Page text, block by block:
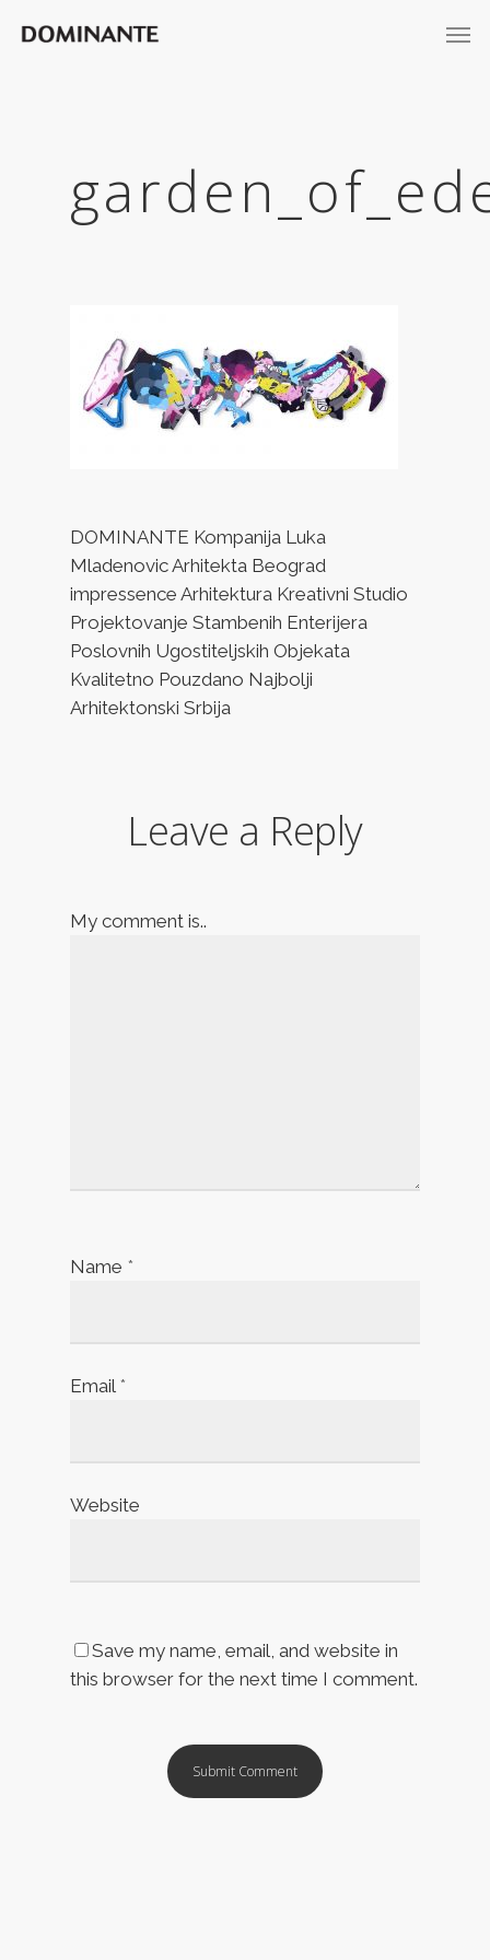
DOMINANTE Kompanija Luka
Mladenovic Arhitekta Beograd
impressence Arhitektura Kreativni Studio
Projektovanje Stambenih Enterijera
Poslovnih Ugostiteljskih Objekata
Kvalitetno Pouzdano Najbolji
Arhitektonski Srbija
Leave a Reply
My comment is..
Name *
Email *
Website
Save my name, email, and website in
this browser for the next time I comment.